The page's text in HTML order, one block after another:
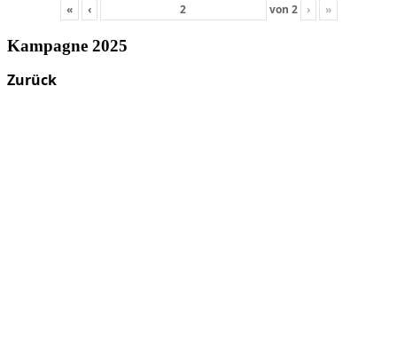
« ‹ von 2 › »
Kampagne 2025
Zurück